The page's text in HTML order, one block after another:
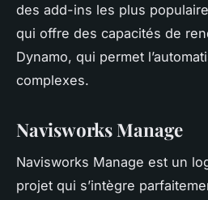
des add-ins les plus
qui offre des capacités de
Dynamo, qui permet
complexes.
Navisworks Manage
Navisworks Manage est un
projet qui s’intègre